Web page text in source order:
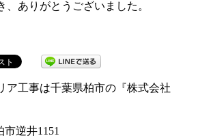
ありがとうございました。
ア工事は千葉県柏市の『株式会社
逆井1151